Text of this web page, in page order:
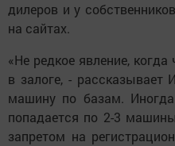
дилеров и у
на сайтах.
«Не редкое явление, когда
в залоге, - рассказывает
машину по базам.
попадается по 2-3
запретом на